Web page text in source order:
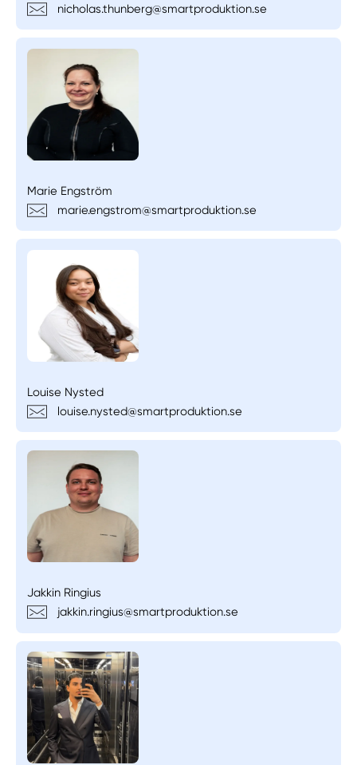
nicholas.thunberg@smartproduktion.se
Marie Engström
marie.engstrom@smartproduktion.se
Louise Nysted
louise.nysted@smartproduktion.se
Jakkin Ringius
jakkin.ringius@smartproduktion.se